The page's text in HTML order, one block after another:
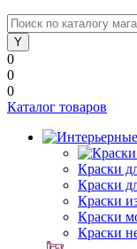
0
0
0
Каталог товаров
Краски
Краски
Краски
Краски
Краски